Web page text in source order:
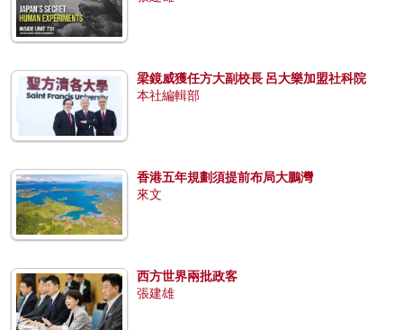
梁鏡威獲任方大副校長 呂大樂加盟社科院
本社編輯部
香港五年規劃須提前布局大鵬灣
來文
西方世界兩批政客
張建雄